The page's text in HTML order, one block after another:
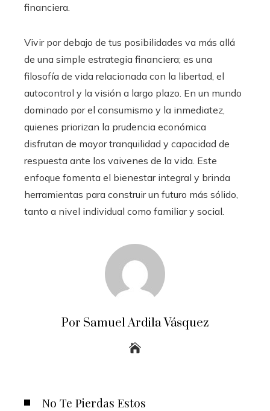
financiera.
Vivir por debajo de tus posibilidades va más allá
de una simple estrategia financiera; es una
filosofía de vida relacionada con la libertad, el
autocontrol y la visión a largo plazo. En un mundo
dominado por el consumismo y la inmediatez,
quienes priorizan la prudencia económica
disfrutan de mayor tranquilidad y capacidad de
respuesta ante los vaivenes de la vida. Este
enfoque fomenta el bienestar integral y brinda
herramientas para construir un futuro más sólido,
tanto a nivel individual como familiar y social.
Por Samuel Ardila Vásquez
No Te Pierdas Estos